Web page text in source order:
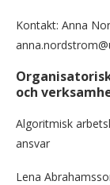
Kontakt: Anna
och
Algoritmisk
ansvar
Lena